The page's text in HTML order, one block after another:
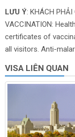
LƯU Ý: KHÁCH PHẢI
VACCINATION:
certificates of
all visitors. Anti-
VISA LIÊN QUAN